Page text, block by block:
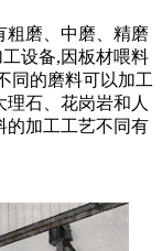
粗磨、中磨、精磨
设备,因板材喂料
同的磨料可以加工
石、花岗岩和人
的加工工艺不同有